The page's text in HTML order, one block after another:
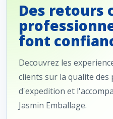
Des retours
font
Decouvrez les
clients sur la qualite
d'expedition et
Jasmin Emballage.